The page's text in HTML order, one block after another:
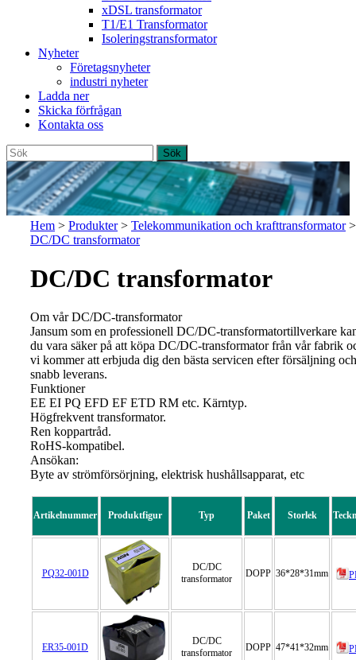
xDSL transformator
T1/E1 Transformator
Isoleringstransformator
Nyheter
Företagsnyheter
industri nyheter
Ladda ner
Skicka förfrågan
Kontakta oss
Hem > Produkter> Telekommunikation och krafttransformator>
DC/DC transformator
DC/DC transformator
Om vår DC/DC-transformator
Jansum som en professionell DC/DC-transformatortillverkare
du vara säker på att köpa DC/DC-transformator från vår fabrik
vi kommer att erbjuda dig den bästa servicen efter försäljning och
snabb leverans.
Funktioner
EE EI PQ EFD EF ETD RM etc. Kärntyp.
Högfrekvent transformator.
Ren koppartråd.
RoHS-kompatibel.
Ansökan:
Byte av strömförsörjning, elektrisk hushållsapparat, etc
Artikelnummer Produktfigur Typ Paket Storlek
PQ32-001D
DC/DC
transformator
DOPP 36*28*31mm
ER35-001D
DC/DC
transformator
DOPP 47*41*32mm